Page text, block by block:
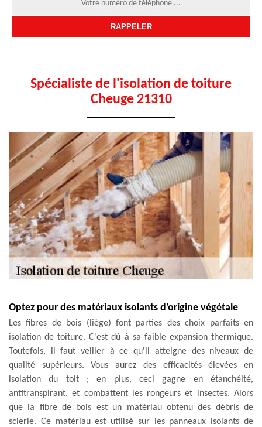
Spécialiste de l'isolation de toiture
Cheuge 21310
Optez pour des matériaux isolants d'origine végétale
Les fibres de bois (liège) font parties des choix parfaits en
isolation de toiture. C'est dû à sa faible expansion thermique.
Toutefois, il faut veiller à ce qu'il atteigne des niveaux de
qualité supérieurs. Vous aurez des efficacités élevées en
isolation du toit ; en plus, ceci gagne en étanchéité,
antitranspirant, et combattent les rongeurs et insectes. Alors
que la fibre de bois est un matériau obtenu des débris de
scierie. Ce matériau est utilisé sur les panneaux isolants de